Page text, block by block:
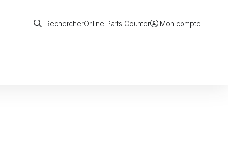
Rechercher
RechercherOnline Parts Counter Mon compte